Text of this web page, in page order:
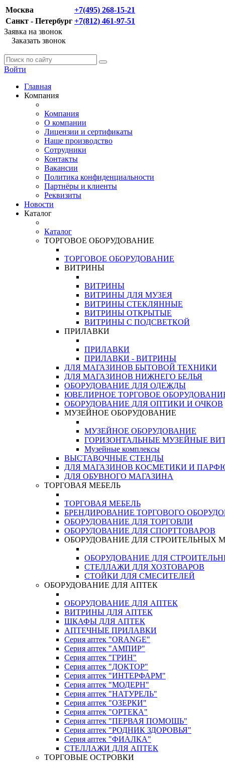
Москва
+7(495) 268-15-21
Санкт - Петербург +7(812) 461-97-51
Заявка на звонок
Заказать звонок
Войти
Главная
Компания
Компания
О компании
Лицензии и сертификаты
Наше производство
Сотрудники
Контакты
Вакансии
Политика конфиденциальности
Партнёры и клиенты
Реквизиты
Новости
Каталог
Каталог
ТОРГОВОЕ ОБОРУДОВАНИЕ
ТОРГОВОЕ ОБОРУДОВАНИЕ
ВИТРИНЫ
ВИТРИНЫ
ВИТРИНЫ ДЛЯ МУЗЕЯ
ВИТРИНЫ СТЕКЛЯННЫЕ
ВИТРИНЫ ОТКРЫТЫЕ
ВИТРИНЫ С ПОДСВЕТКОЙ
ПРИЛАВКИ
ПРИЛАВКИ
ПРИЛАВКИ - ВИТРИНЫ
ДЛЯ МАГАЗИНОВ БЫТОВОЙ ТЕХНИКИ
ДЛЯ МАГАЗИНОВ НИЖНЕГО БЕЛЬЯ
ОБОРУДОВАНИЕ ДЛЯ ОДЕЖДЫ
ЮВЕЛИРНОЕ ТОРГОВОЕ
ОБОРУДОВАНИЕ ДЛЯ ОПТИКИ И ОЧКОВ
МУЗЕЙНОЕ ОБОРУДОВАНИЕ
МУЗЕЙНОЕ ОБОРУДОВАНИЕ
ГОРИЗОНТАЛЬНЫЕ МУЗЕЙНЫЕ
Музейные комплексы
ВЫСТАВОЧНЫЕ СТЕНДЫ
ДЛЯ МАГАЗИНОВ КОСМЕТИКИ И
ДЛЯ ОБУВНОГО МАГАЗИНА
ТОРГОВАЯ МЕБЕЛЬ
ТОРГОВАЯ МЕБЕЛЬ
БРЕНДИРОВАНИЕ ТОРГОВОГО
ОБОРУДОВАНИЕ ДЛЯ ТОРГОВЛИ
ОБОРУДОВАНИЕ ДЛЯ СПОРТТОВАРОВ
ОБОРУДОВАНИЕ ДЛЯ СТРОИТЕЛЬНЫХ
ОБОРУДОВАНИЕ ДЛЯ
СТЕЛЛАЖИ ДЛЯ ХОЗТОВАРОВ
СТОЙКИ ДЛЯ СМЕСИТЕЛЕЙ
ОБОРУДОВАНИЕ ДЛЯ АПТЕК
ОБОРУДОВАНИЕ ДЛЯ АПТЕК
ВИТРИНЫ ДЛЯ АПТЕК
ШКАФЫ ДЛЯ АПТЕК
АПТЕЧНЫЕ ПРИЛАВКИ
Серия аптек "ORANGE"
Серия аптек "АМПИР"
Серия аптек "ГРИН"
Серия аптек "ДОКТОР"
Серия аптек "ИНТЕРФАРМ"
Серия аптек "МОДЕРН"
Серия аптек "НАТУРЕЛЬ"
Серия аптек "ОЗЕРКИ"
Серия аптек "ОРТЕКА"
Серия аптек "ПЕРВАЯ ПОМОЩЬ"
Серия аптек "РОДНИК ЗДОРОВЬЯ"
Серия аптек "ФИАЛКА"
СТЕЛЛАЖИ ДЛЯ АПТЕК
ТОРГОВЫЕ ОСТРОВКИ